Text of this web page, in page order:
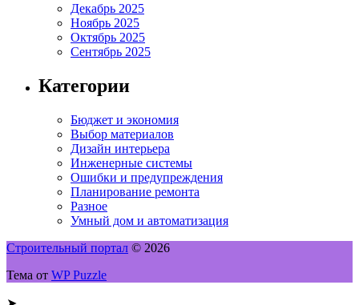
Декабрь 2025
Ноябрь 2025
Октябрь 2025
Сентябрь 2025
Категории
Бюджет и экономия
Выбор материалов
Дизайн интерьера
Инженерные системы
Ошибки и предупреждения
Планирование ремонта
Разное
Умный дом и автоматизация
Строительный портал © 2026
Тема от WP Puzzle